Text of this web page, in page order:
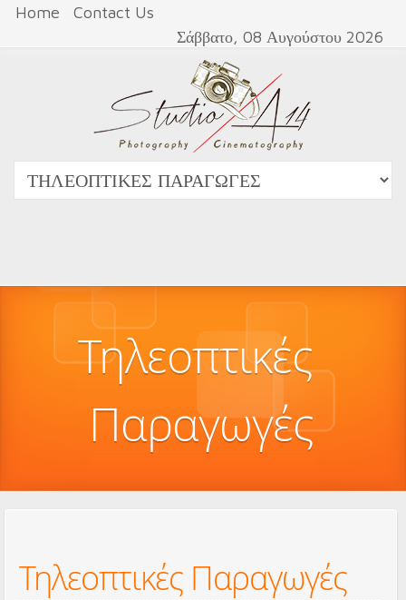
Home
Contact Us
Σάββατο, 08 Αυγούστου 2026
Τηλεοπτικές
Παραγωγές
Τηλεοπτικές Παραγωγές